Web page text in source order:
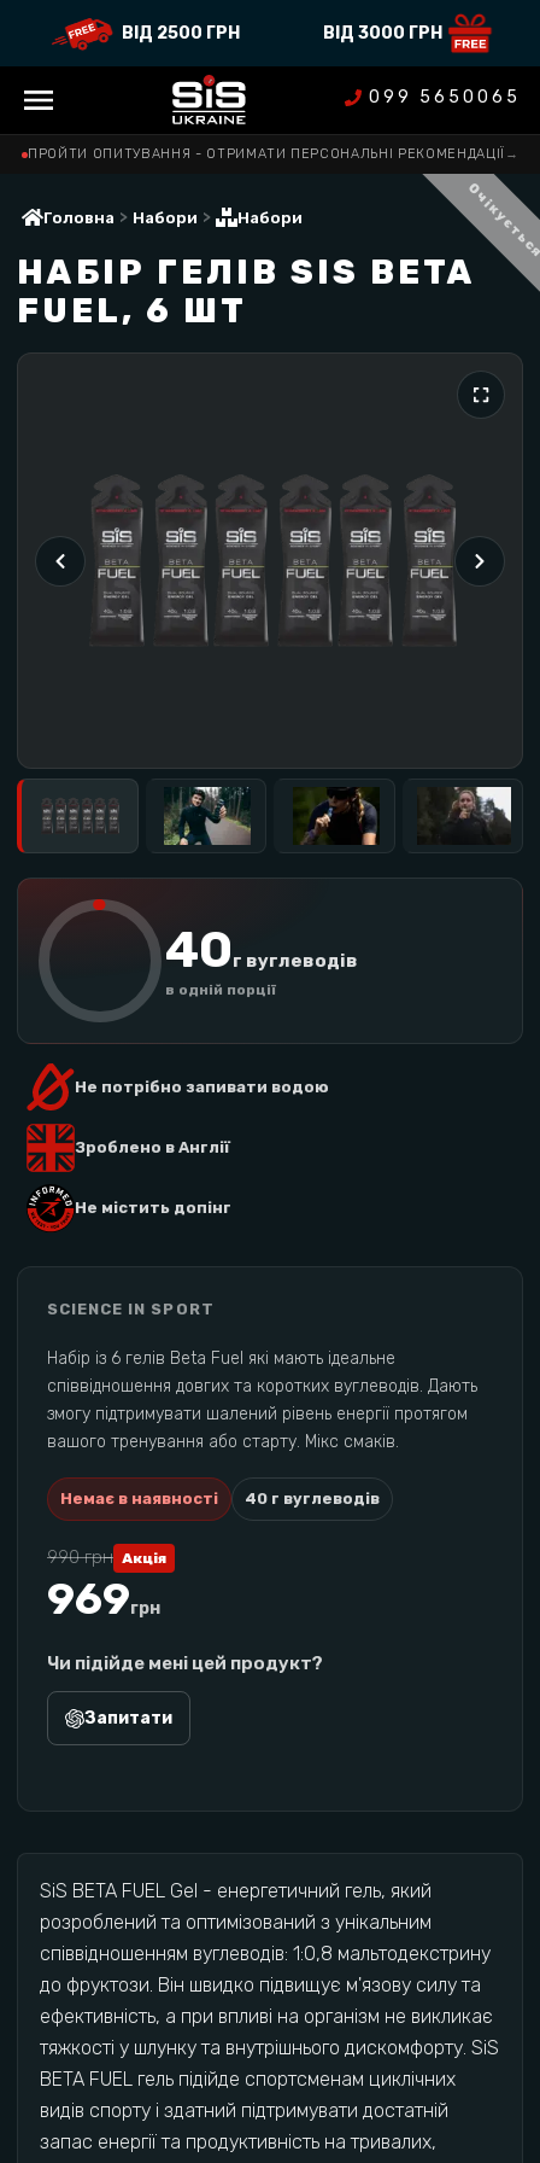
ВІД 2500 ГРН ВІД 3000 ГРН
099 5650065
ПРОЙТИ ОПИТУВАННЯ - ОТРИМАТИ ПЕРСОНАЛЬНІ РЕКОМЕНДАЦІЇ →
Головна > Набори > Набори
НАБІР ГЕЛІВ SIS BETA
FUEL, 6 ШТ
40г вуглеводів
в одній порції
Не потрібно запивати водою
Зроблено в Англії
Не містить допінг
SCIENCE IN SPORT
Набір із 6 гелів Beta Fuel які мають ідеальне
співвідношення довгих та коротких вуглеводів. Дають
змогу підтримувати шалений рівень енергії протягом
вашого тренування або старту. Мікс смаків.
Немає в наявності 40 г вуглеводів
990грн Акція
969грн
Чи підійде мені цей продукт?
Запитати
SiS BETA FUEL Gel - енергетичний гель, який
розроблений та оптимізований з унікальним
співвідношенням вуглеводів: 1:0,8 мальтодекстрину
до фруктози. Він швидко підвищує м'язову силу та
ефективність, а при впливі на організм не викликає
тяжкості у шлунку та внутрішнього дискомфорту. SiS
BETA FUEL гель підійде спортсменам циклічних
видів спорту і здатний підтримувати достатній
запас енергії та продуктивність на тривалих,